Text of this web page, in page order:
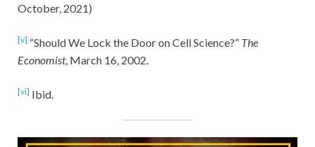
October, 2021)
[v] “Should We Lock the Door on Cell Science?” The
Economist, March 16, 2002.
[vi] Ibid.